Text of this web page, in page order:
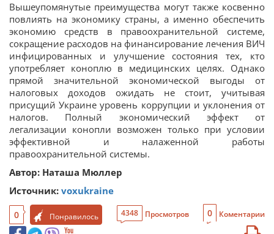
Вышеупомянутые преимущества могут также косвенно
повлиять на экономику страны, а именно обеспечить
экономию средств в правоохранительной системе,
сокращение расходов на финансирование лечения ВИЧ
инфицированных и улучшение состояния тех, кто
употребляет коноплю в медицинских целях. Однако
прямой значительной экономической выгоды от
налоговых доходов ожидать не стоит, учитывая
присущий Украине уровень коррупции и уклонения от
налогов. Полный экономический эффект от
легализации конопли возможен только при условии
эффективной и налаженной работы
правоохранительной системы.
Автор: Наташа Мюллер
Источник: voxukraine
0 Понравилось 4348 Просмотров 0 Коментарии